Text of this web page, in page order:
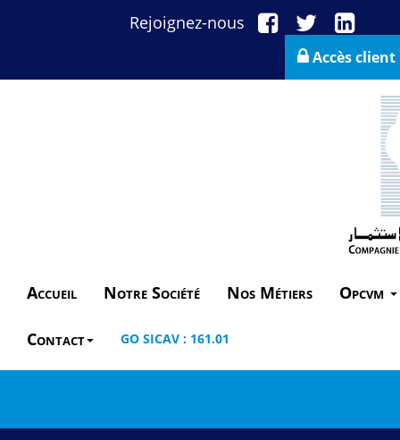
Rejoignez-nous
Accès client
Accueil Notre Société Nos Métiers Opcvm
Contact GO SICAV : 161.01